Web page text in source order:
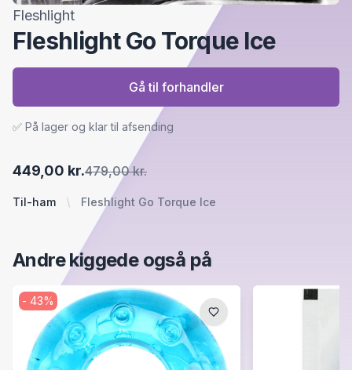
Fleshlight
Fleshlight Go Torque Ice
Til-ham Fleshlight Go Torque Ice
449,00 kr.479,00 kr.
✅ På lager og klar til afsending
Gå til forhandler
Andre kiggede også på
- 43%